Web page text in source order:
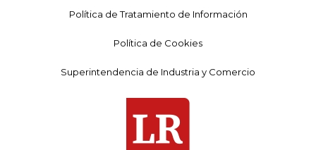
Política de Tratamiento de Información
Política de Cookies
Superintendencia de Industria y Comercio